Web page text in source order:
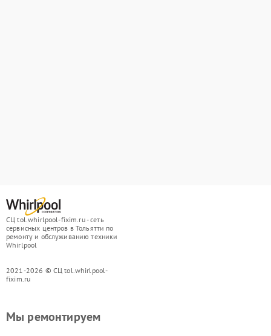
СЦ tol.whirlpool-fixim.ru - сеть
сервисных центров в Тольятти по
ремонту и обслуживанию техники
Whirlpool
2021-2026 © СЦ tol.whirlpool-
fixim.ru
Мы ремонтируем